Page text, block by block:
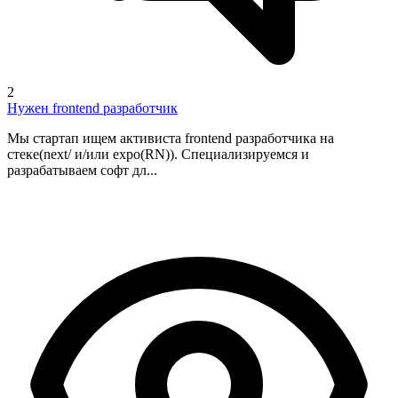
2
Нужен frontend разработчик
Мы стартап ищем активиста frontend разработчика на
стеке(next/ и/или expo(RN)). Специализируемся и
разрабатываем софт дл...